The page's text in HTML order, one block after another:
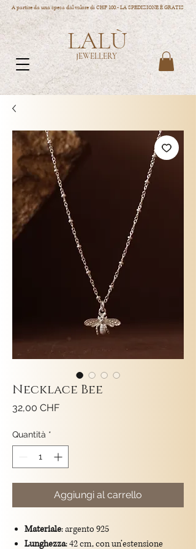
A partire da una spesa dal valore di CHF 100.- LA SPEDIZIONE È GRATIS
LALÙ
JEWELLERY
Necklace Bee
32,00 CHFPrezzo
Quantità *
Aggiungi al carrello
Materiale: argento 925
Lunghezza: 42 cm, con un’estensione